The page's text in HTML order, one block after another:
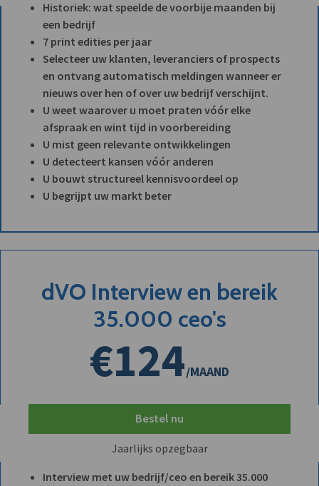
Historiek: wat speelde de voorbije maanden bij
een bedrijf
7 print edities per jaar
Selecteer uw klanten, leveranciers of prospects
en ontvang automatisch meldingen wanneer er
nieuws over hen of over uw bedrijf verschijnt.
U weet waarover u moet praten vóór elke
afspraak en wint tijd in voorbereiding
U mist geen relevante ontwikkelingen
U detecteert kansen vóór anderen
U bouwt structureel kennisvoordeel op
U begrijpt uw markt beter
dVO Interview en bereik
35.000 ceo's
€124/MAAND
Bestel nu
Jaarlijks opzegbaar
Interview met uw bedrijf/ceo en bereik 35.000